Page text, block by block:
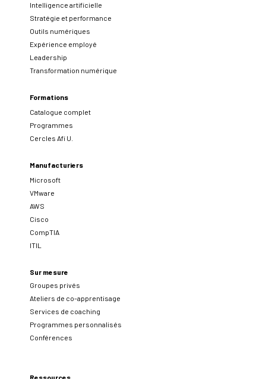
Intelligence artificielle
Stratégie et performance
Outils numériques
Expérience employé
Leadership
Transformation numérique
Formations
Catalogue complet
Programmes
Cercles Afi U.
Manufacturiers
Microsoft
VMware
AWS
Cisco
CompTIA
ITIL
Sur mesure
Groupes privés
Ateliers de co-apprentisage
Services de coaching
Programmes personnalisés
Conférences